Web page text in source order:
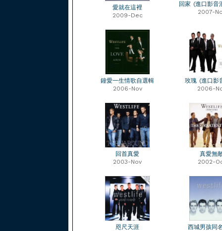
愛就在這裡
2009-Dec
回家 (進口影音
2007-
鐘愛一生情歌自選輯
2006-Nov
玫瑰 (進口影
2006-
回首真愛
2003-Nov
真愛無
2002-
咫尺天涯
西城男孩同